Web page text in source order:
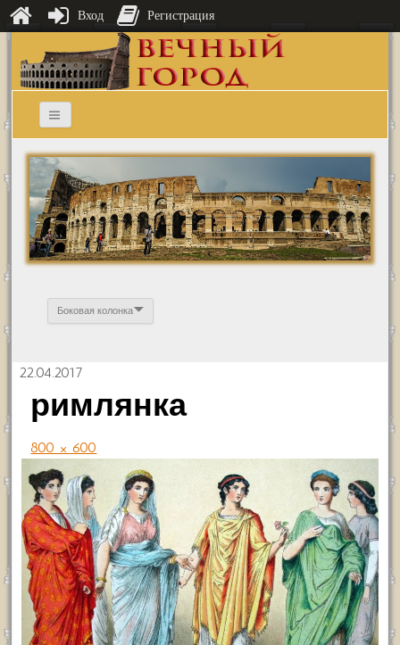
Боковая колонка
22.04.2017
римлянка
800 × 600
Вход Регистрация